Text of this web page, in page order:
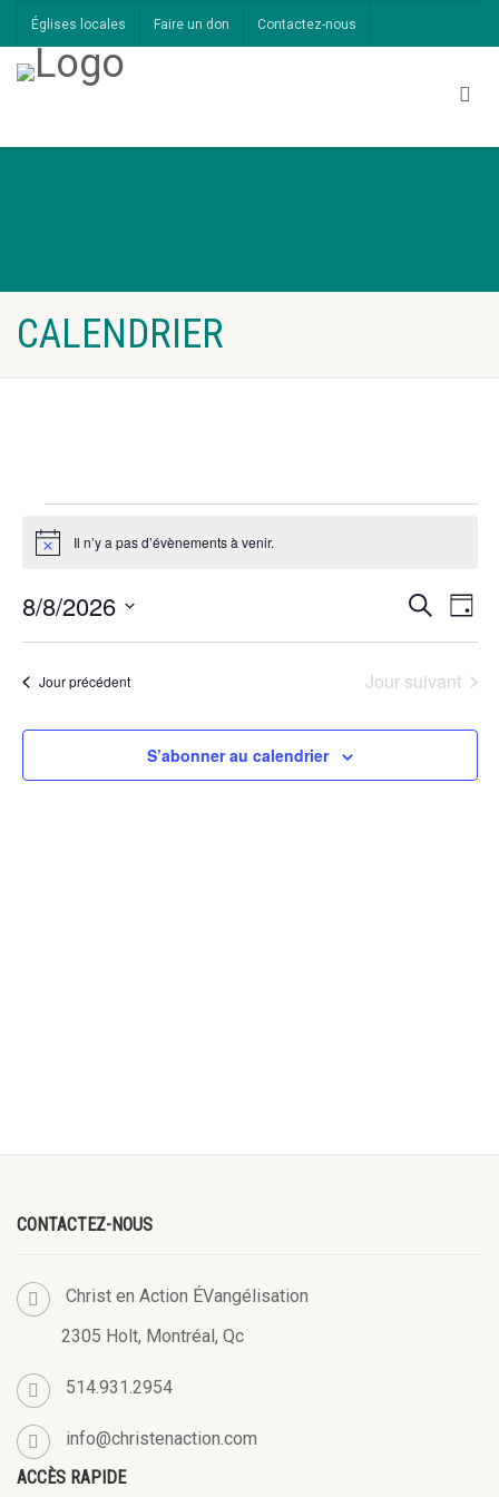
Églises locales Faire un don Contactez-nous
Notice Il n’y a pas d’évènements à venir.
Recherche
de
Jour
8/8/2026
date.Jour précédent Jour suivant
S’abonner au calendrier
CONTACTEZ-NOUS
Christ en Action ÉVangélisation
2305 Holt, Montréal, Qc
514.931.2954
info@christenaction.com
ACCÈS RAPIDE